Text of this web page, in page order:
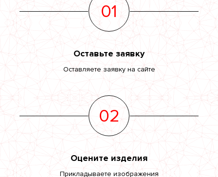
01
Оставьте заявку
Оставляете заявку на сайте
02
Оцените изделия
Прикладываете изображения